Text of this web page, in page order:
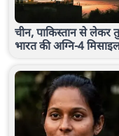
चीन, पाकिस्तान से लेकर
भारत की अग्नि-4